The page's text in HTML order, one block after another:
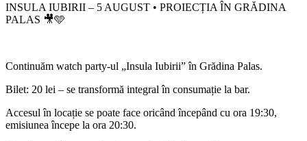
INSULA IUBIRII – 5 AUGUST • PROIECȚIA ÎN GRĂDINA
PALAS 🎥🩵
Continuăm watch party-ul „Insula Iubirii” în Grădina Palas.
Bilet: 20 lei – se transformă integral în consumație la bar.
Accesul în locație se poate face oricând începând cu ora 19:30,
emisiunea începe la ora 20:30.